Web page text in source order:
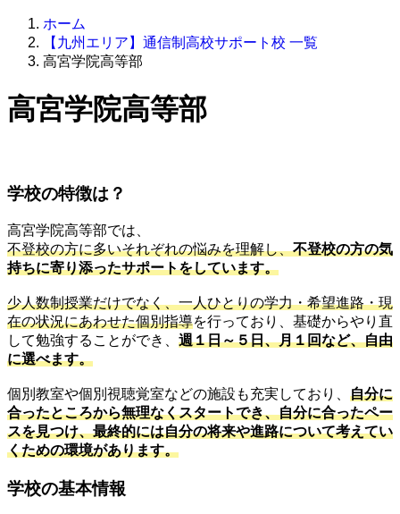
ホーム
【九州エリア】通信制高校サポート校 一覧
高宮学院高等部
高宮学院高等部
学校の特徴は？
高宮学院高等部では、
不登校の方に多いそれぞれの悩みを理解し、不登校の方の気
持ちに寄り添ったサポートをしています。
少人数制授業だけでなく、一人ひとりの学力・希望進路・現
在の状況にあわせた個別指導を行っており、基礎からやり直
して勉強することができ、 週１日～５日、月１回など、自由
に選べます。
個別教室や個別視聴覚室などの施設も充実しており、 自分に
合ったところから無理なくスタートでき、自分に合ったペー
スを見つけ、最終的には自分の将来や進路について考えてい
くための環境があります。
学校の基本情報